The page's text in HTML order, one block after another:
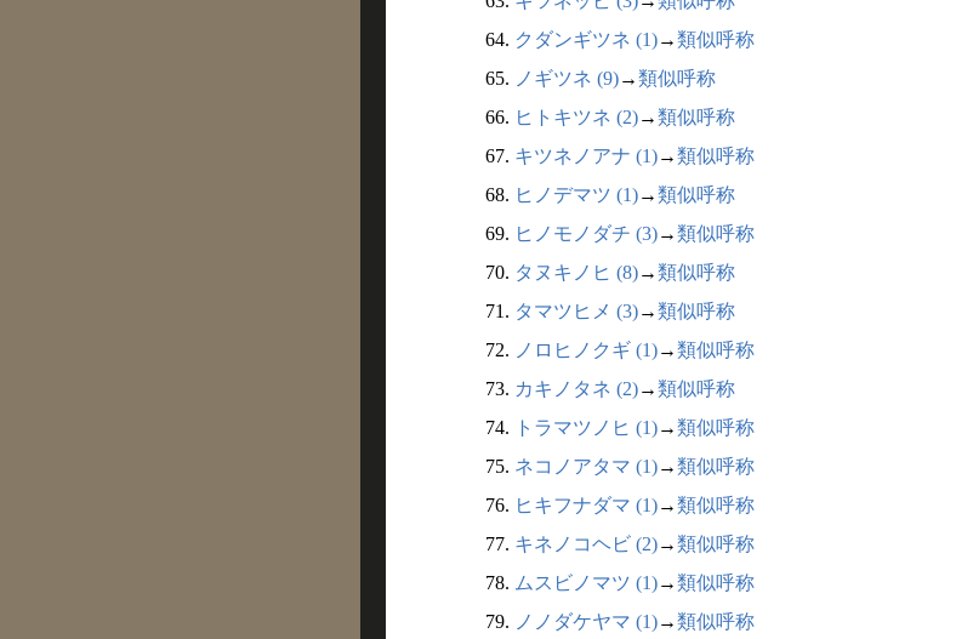
64. クダンギツネ (1)→類似呼称
65. ノギツネ (9)→類似呼称
66. ヒトキツネ (2)→類似呼称
67. キツネノアナ (1)→類似呼称
68. ヒノデマツ (1)→類似呼称
69. ヒノモノダチ (3)→類似呼称
70. タヌキノヒ (8)→類似呼称
71. タマツヒメ (3)→類似呼称
72. ノロヒノクギ (1)→類似呼称
73. カキノタネ (2)→類似呼称
74.
トラマツノヒ (1)→類似呼称
75. ネコノアタマ (1)→類似呼称
76. ヒキフナダマ (1)→類似呼称
77. キネノコヘビ (2)→類似呼称
78. ムスビノマツ (1)→類似呼称
79. ノノダケヤマ (1)→類似呼称